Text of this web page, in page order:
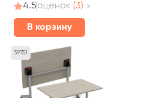
4.5оценок (3)
В корзину
39751